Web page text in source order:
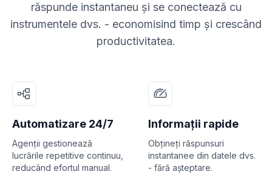
răspunde instantaneu și se conectează cu
instrumentele dvs. - economisind timp și crescând
productivitatea.
Automatizare 24/7
Agenții gestionează
lucrările repetitive continuu,
reducând efortul manual.
Informații rapide
Obțineți răspunsuri
instantanee din datele dvs.
- fără așteptare.